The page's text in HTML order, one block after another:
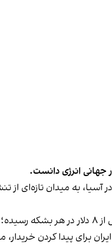
جهانی انرژی دانست.
به میدان تازه‌ای از
پیدا کردن خریدار،